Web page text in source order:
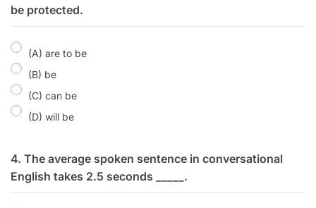
be protected.
(A) are to be
(B) be
(C) can be
(D) will be
4. The average spoken sentence in conversational
English takes 2.5 seconds _____.